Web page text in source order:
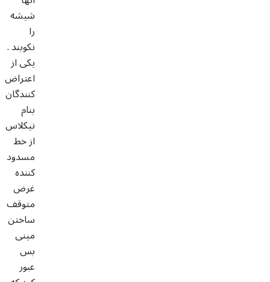
شیشه
را
نکوبند .
یکی از
اعتراض
کنندگان
بنام
نیکلاس
از خط
مسدود
کننده
غرض
متوقف
ساختن
مینی
بس
عبور